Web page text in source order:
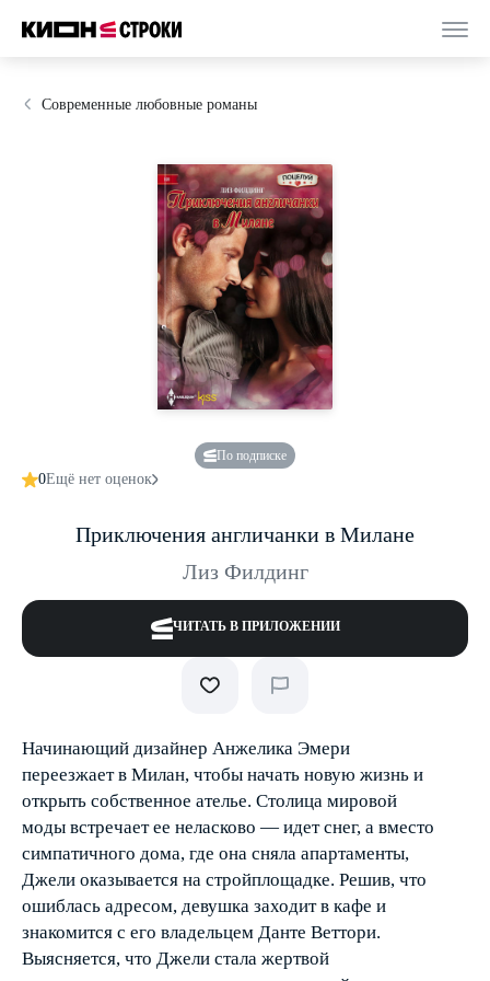
Современные любовные романы
По подписке
0Ещё нет оценок
Приключения англичанки в Милане
Лиз Филдинг
ЧИТАТЬ В ПРИЛОЖЕНИИ
Начинающий дизайнер Анжелика Эмери
переезжает в Милан, чтобы начать новую жизнь и
открыть собственное ателье. Столица мировой
моды встречает ее неласково — идет снег, а вместо
симпатичного дома, где она сняла апартаменты,
Джели оказывается на стройплощадке. Решив, что
ошиблась адресом, девушка заходит в кафе и
знакомится с его владельцем Данте Веттори.
Выясняется, что Джели стала жертвой